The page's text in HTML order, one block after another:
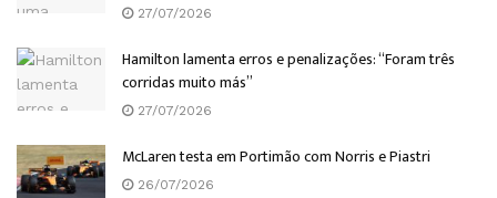
27/07/2026
Hamilton lamenta erros e penalizações: “Foram três
corridas muito más”
27/07/2026
McLaren testa em Portimão com Norris e Piastri
26/07/2026